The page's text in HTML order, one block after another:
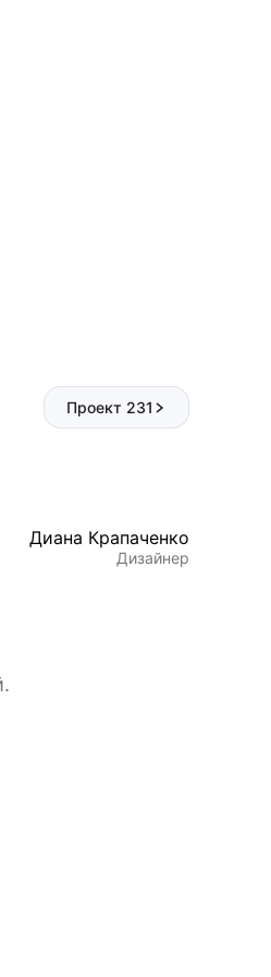
Проект 231
Диана Крапаченко
Дизайнер